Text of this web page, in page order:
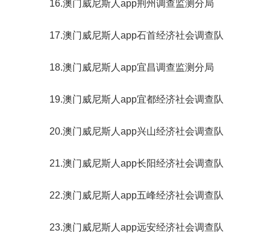
16.澳门威尼斯人app荆州调查监测分局
17.澳门威尼斯人app石首经济社会调查队
18.澳门威尼斯人app宜昌调查监测分局
19.澳门威尼斯人app宜都经济社会调查队
20.澳门威尼斯人app兴山经济社会调查队
21.澳门威尼斯人app长阳经济社会调查队
22.澳门威尼斯人app五峰经济社会调查队
23.澳门威尼斯人app远安经济社会调查队